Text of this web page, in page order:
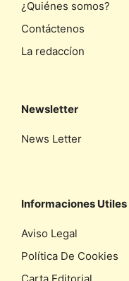
¿Quiénes somos?
Contáctenos
La redaccíon
Newsletter
News Letter
Informaciones Utiles
Aviso Legal
Política De Cookies